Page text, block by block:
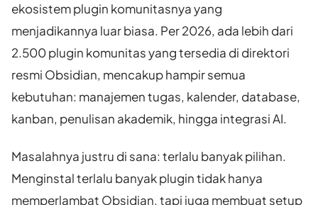
ekosistem plugin komunitasnya yang
menjadikannya luar biasa. Per 2026, ada lebih dari
2.500 plugin komunitas yang tersedia di direktori
resmi Obsidian, mencakup hampir semua
kebutuhan: manajemen tugas, kalender, database,
kanban, penulisan akademik, hingga integrasi AI.
Masalahnya justru di sana: terlalu banyak pilihan.
Menginstal terlalu banyak plugin tidak hanya
memperlambat Obsidian, tapi juga membuat setup